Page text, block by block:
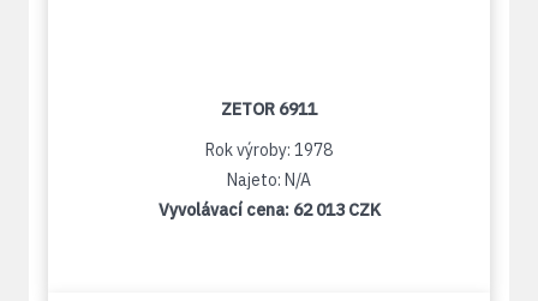
ZETOR 6911
Rok výroby: 1978
Najeto: N/A
Vyvolávací cena: 62 013 CZK